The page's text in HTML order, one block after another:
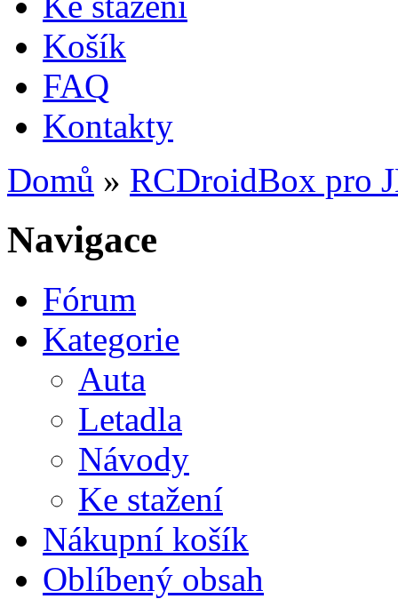
Košík
FAQ
Kontakty
Jste zde
Domů » RCDroidBox pro
Navigace
Fórum
Kategorie
Auta
Letadla
Návody
Ke stažení
Nákupní košík
Oblíbený obsah